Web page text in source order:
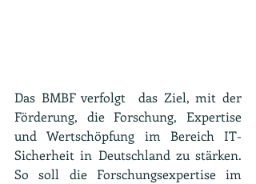
Das BMBF verfolgt  das Ziel, mit der
Förderung, die Forschung, Expertise
und Wertschöpfung im Bereich IT-
Sicherheit in Deutschland zu stärken.
So soll die Forschungsexpertise im